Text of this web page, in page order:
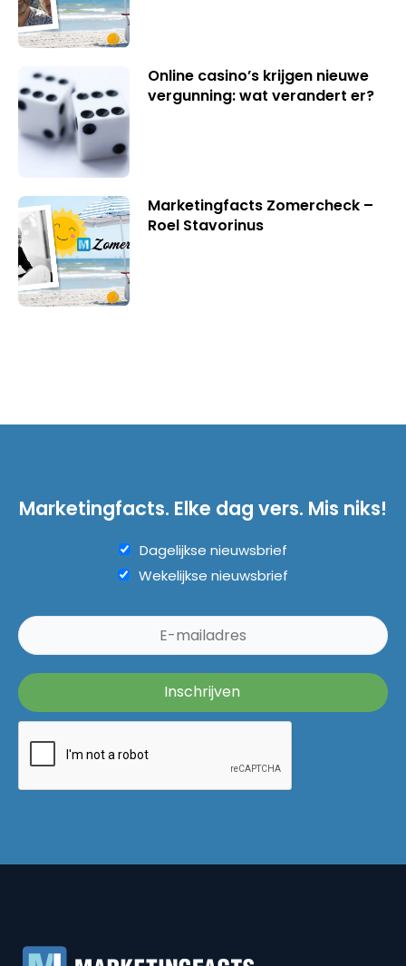
Online casino’s krijgen nieuwe
vergunning: wat verandert er?
Marketingfacts Zomercheck –
Roel Stavorinus
Marketingfacts. Elke dag vers. Mis niks!
Dagelijkse nieuwsbrief
Wekelijkse nieuwsbrief